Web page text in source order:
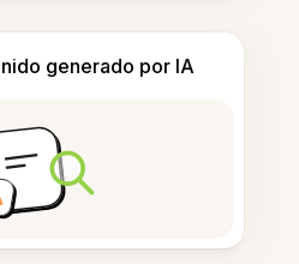
generado por IA